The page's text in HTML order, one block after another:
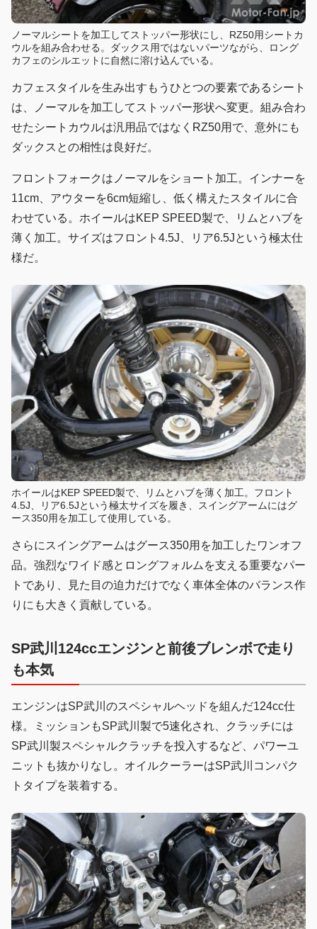
ノーマルシートを加工してストッパー形状にし、RZ50用シートカ
ウルを組み合わせる。ダックス用ではないパーツながら、ロング
カフェのシルエットに自然に溶け込んでいる。
カフェスタイルを生み出すもうひとつの要素であるシート
は、ノーマルを加工してストッパー形状へ変更。組み合わ
せたシートカウルは汎用品ではなくRZ50用で、意外にも
ダックスとの相性は良好だ。
フロントフォークはノーマルをショート加工。インナーを
11cm、アウターを6cm短縮し、低く構えたスタイルに合
わせている。ホイールはKEP SPEED製で、リムとハブを
薄く加工。サイズはフロント4.5J、リア6.5Jという極太仕
様だ。
ホイールはKEP SPEED製で、リムとハブを薄く加工。フロント
4.5J、リア6.5Jという極太サイズを履き、スイングアームにはグ
ース350用を加工して使用している。
さらにスイングアームはグース350用を加工したワンオフ
品。強烈なワイド感とロングフォルムを支える重要なパー
トであり、見た目の迫力だけでなく車体全体のバランス作
りにも大きく貢献している。
SP武川124ccエンジンと前後ブレンボで走り
も本気
エンジンはSP武川のスペシャルヘッドを組んだ124cc仕
様。ミッションもSP武川製で5速化され、クラッチには
SP武川製スペシャルクラッチを投入するなど、パワーユ
ニットも抜かりなし。オイルクーラーはSP武川コンパク
トタイプを装着する。